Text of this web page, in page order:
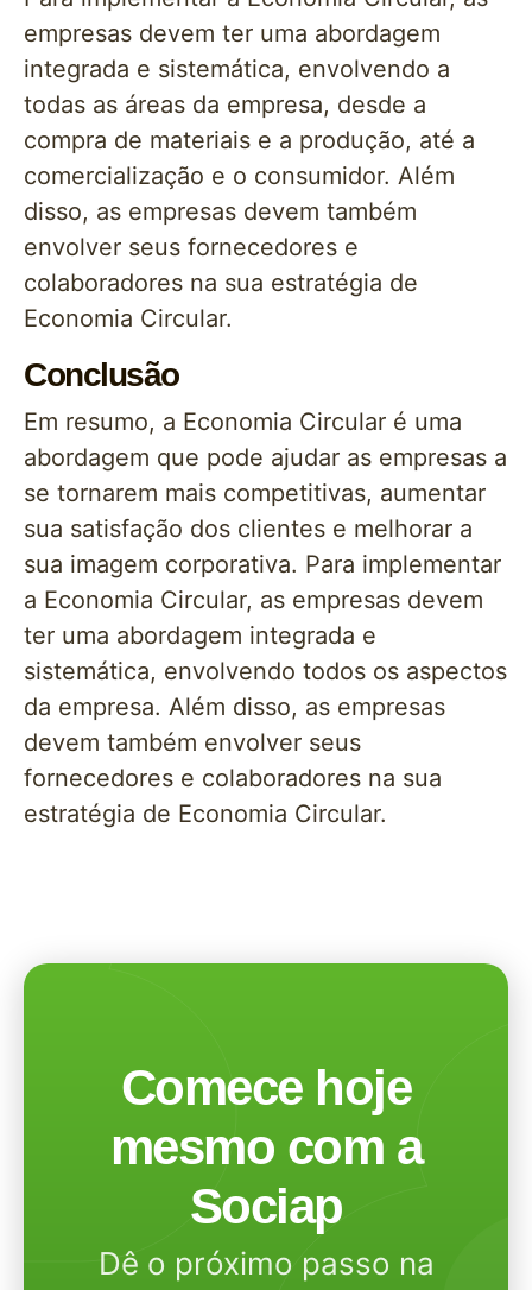
empresas devem ter uma abordagem
integrada e sistemática, envolvendo a
todas as áreas da empresa, desde a
compra de materiais e a produção, até a
comercialização e o consumidor. Além
disso, as empresas devem também
envolver seus fornecedores e
colaboradores na sua estratégia de
Economia Circular.
Conclusão
Em resumo, a Economia Circular é uma
abordagem que pode ajudar as empresas a
se tornarem mais competitivas, aumentar
sua satisfação dos clientes e melhorar a
sua imagem corporativa. Para implementar
a Economia Circular, as empresas devem
ter uma abordagem integrada e
sistemática, envolvendo todos os aspectos
da empresa. Além disso, as empresas
devem também envolver seus
fornecedores e colaboradores na sua
estratégia de Economia Circular.
Comece hoje
mesmo com a
Sociap
Dê o próximo passo na